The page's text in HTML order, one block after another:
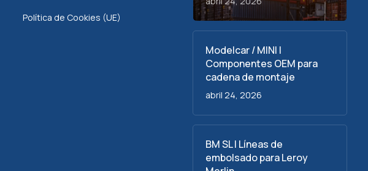
Política de Cookies (UE)
Modelcar / MINI |
Componentes OEM para
cadena de montaje
abril 24, 2026
BM SL | Líneas de
embolsado para Leroy